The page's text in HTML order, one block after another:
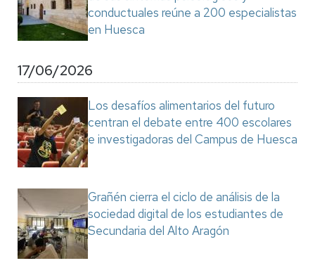
conductuales reúne a 200 especialistas
en Huesca
17/06/2026
Los desafíos alimentarios del futuro
centran el debate entre 400 escolares
e investigadoras del Campus de Huesca
Grañén cierra el ciclo de análisis de la
sociedad digital de los estudiantes de
Secundaria del Alto Aragón